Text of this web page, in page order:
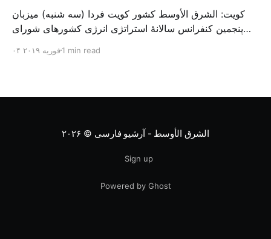
کویت: الشرق الأوسط کشور کویت فردا (سه شنبه) میزبان
پنجمین کنفرانس سالانهٔ استراتژی انرژی کشورهای شورای
متخصص از شرکت‌های جهانی نفت و گاز در این کنفرانس
۰۴ فوریه ۲۰۱۹1 min read
الشرق الأوسط - آرشیو فارسی © ۲۰۲۶
Sign up
Powered by Ghost